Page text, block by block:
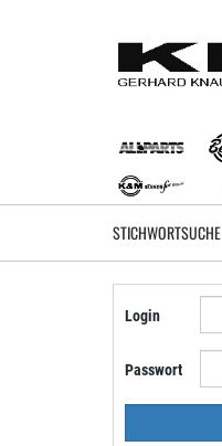
STICHWORTSUCHE
Login
Passwort